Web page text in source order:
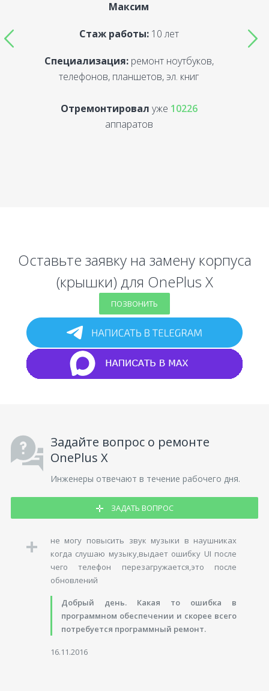
Максим
Стаж работы:10 лет
Специализация:ремонт ноутбуков,
телефонов, планшетов, эл. книг
Отремонтировал уже 10226
аппаратов
Оставьте заявку на замену корпуса
(крышки) для OnePlus X
ПОЗВОНИТЬ
Задайте вопрос о ремонте
OnePlus X
Инженеры отвечают в течение рабочего дня.
ЗАДАТЬ ВОПРОС
не могу повысить звук музыки в наушниках
когда слушаю музыку,выдает ошибку UI после
чего телефон перезагружается,это после
обновлений
Добрый день. Какая то ошибка в
программном обеспечении и скорее всего
потребуется программный ремонт.
16.11.2016